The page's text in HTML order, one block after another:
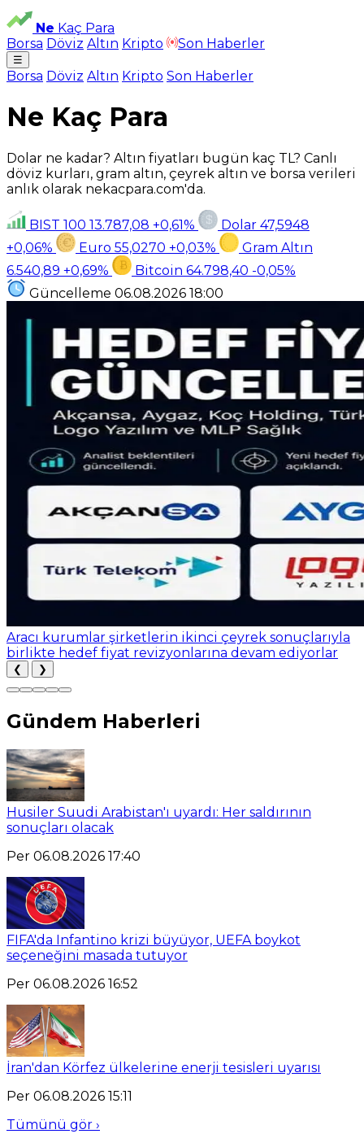
Ne Kaç Para
Borsa Döviz Altın Kripto Son Haberler
☰
Borsa Döviz Altın Kripto Son Haberler
Ne Kaç Para
Dolar ne kadar? Altın fiyatları bugün kaç TL? Canlı
döviz kurları, gram altın, çeyrek altın ve borsa verileri
anlık olarak nekacpara.com'da.
BIST 100 13.787,08 +0,61% Dolar 47,5948
+0,06%
Euro 55,0270 +0,03%
Gram Altın
6.540,89 +0,69% Bitcoin 64.798,40 -0,05%
Güncelleme 06.08.2026 18:00
Aracı kurumlar şirketlerin ikinci çeyrek sonuçlarıyla
birlikte hedef fiyat revizyonlarına devam ediyorlar
❮ ❯
Gündem Haberleri
Husiler Suudi Arabistan'ı uyardı: Her saldırının
sonuçları olacak
Per 06.08.2026 17:40
FIFA'da Infantino krizi büyüyor, UEFA boykot
seçeneğini masada tutuyor
Per 06.08.2026 16:52
İran'dan Körfez ülkelerine enerji tesisleri uyarısı
Per 06.08.2026 15:11
Tümünü gör ›